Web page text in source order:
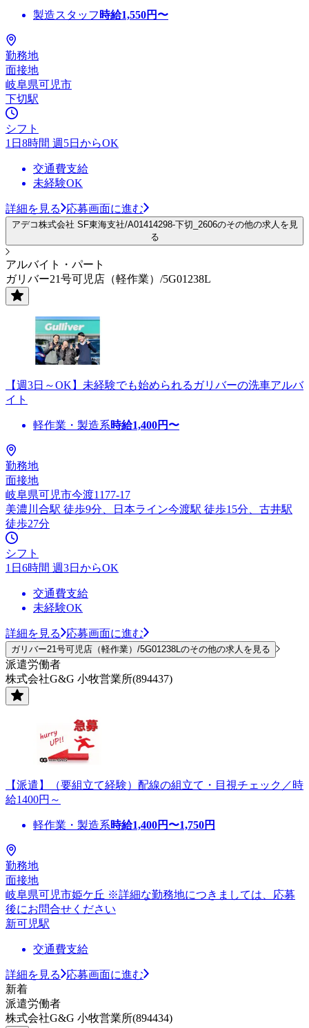
製造スタッフ 時給1,550円〜
勤務地
面接地
岐阜県可児市
下切駅
シフト
1日8時間 週5日からOK
交通費支給
未経験OK
詳細を見る 応募画面に進む
アデコ株式会社 SF東海支社/A01414298-下切_2606のその他の求人を見
る
アルバイト・パート
ガリバー21号可児店（軽作業）/5G01238L
【週3日～OK】未経験でも始められるガリバーの洗車アルバ
イト
軽作業・製造系時給1,400円〜
勤務地
面接地
岐阜県可児市今渡1177-17
美濃川合駅 徒歩9分、日本ライン今渡駅 徒歩15分、古井駅
徒歩27分
シフト
1日6時間 週3日からOK
交通費支給
未経験OK
詳細を見る 応募画面に進む
ガリバー21号可児店（軽作業）/5G01238Lのその他の求人を見る
派遣労働者
株式会社G&G 小牧営業所(894437)
【派遣】（要組立て経験）配線の組立て・目視チェック／時
給1400円～
軽作業・製造系時給1,400円〜1,750円
勤務地
面接地
岐阜県可児市姫ケ丘 ※詳細な勤務地につきましては、応募
後にお問合せください
新可児駅
交通費支給
詳細を見る
応募画面に進む
新着
派遣労働者
株式会社G&G 小牧営業所(894434)